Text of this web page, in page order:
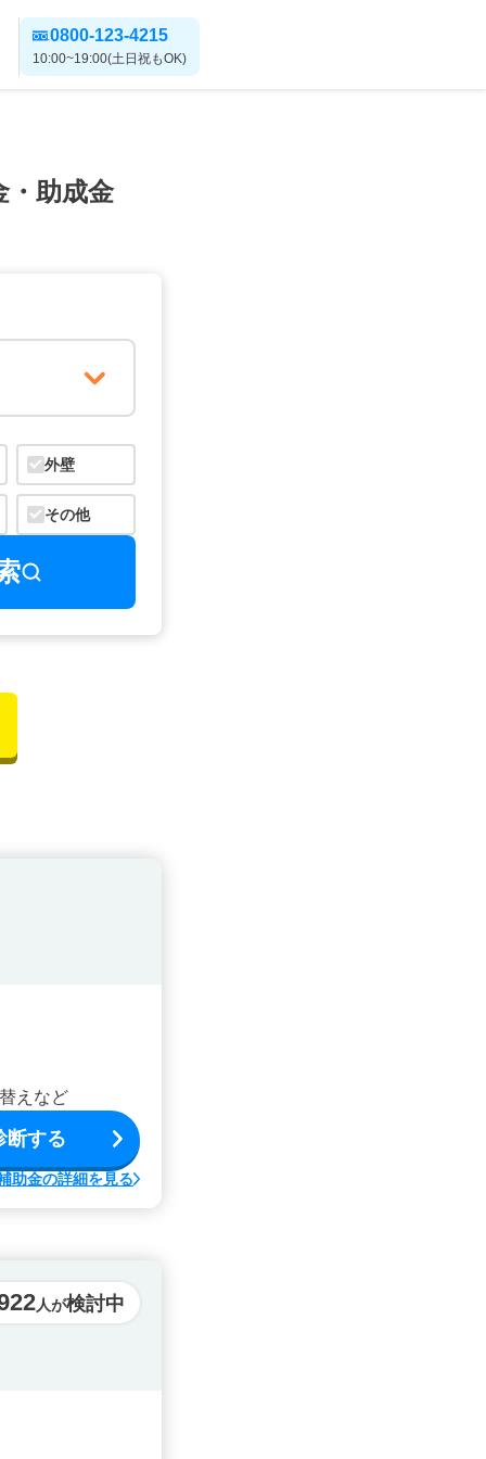
0800-123-4215
10:00~19:00(土日祝もOK)
・助成金
外壁
その他
えなど
断する
助金の詳細を見る
人が検討中